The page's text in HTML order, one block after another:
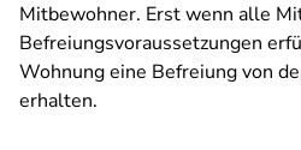
Mitbewohner. Erst wenn alle
Befreiungsvoraussetzungen
Wohnung eine Befreiung von
erhalten.